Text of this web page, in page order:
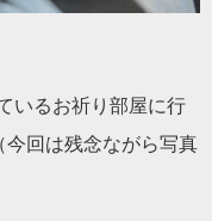
いるお祈り部屋に行
今回は残念ながら写真